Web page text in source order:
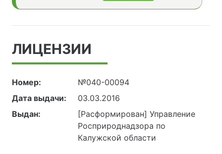
ЛИЦЕНЗИИ
Номер:
№040-00094
Дата выдачи:
03.03.2016
Выдан:
[Расформирован] Управление
Росприроднадзора по
Калужской области